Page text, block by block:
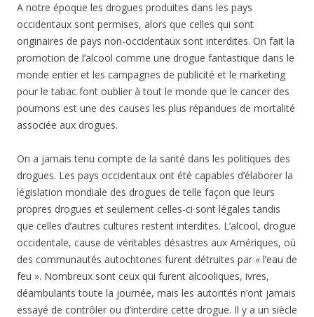
A notre époque les drogues produites dans les pays
occidentaux sont permises, alors que celles qui sont
originaires de pays non-occidentaux sont interdites. On fait la
promotion de l’alcool comme une drogue fantastique dans le
monde entier et les campagnes de publicité et le marketing
pour le tabac font oublier à tout le monde que le cancer des
poumons est une des causes les plus répandues de mortalité
associée aux drogues.
On a jamais tenu compte de la santé dans les politiques des
drogues. Les pays occidentaux ont été capables d’élaborer la
législation mondiale des drogues de telle façon que leurs
propres drogues et seulement celles-ci sont légales tandis
que celles d’autres cultures restent interdites. L’alcool, drogue
occidentale, cause de véritables désastres aux Amériques, où
des communautés autochtones furent détruites par « l’eau de
feu ». Nombreux sont ceux qui furent alcooliques, ivres,
déambulants toute la journée, mais les autorités n’ont jamais
essayé de contrôler ou d’interdire cette drogue. Il y a un siècle